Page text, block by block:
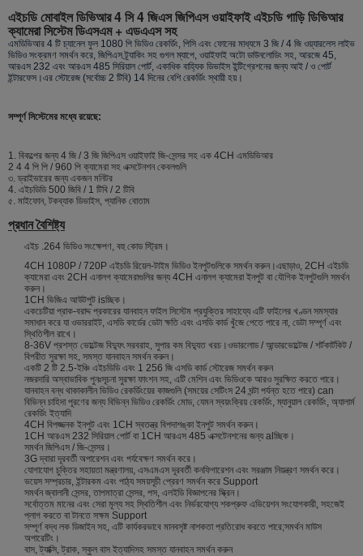
এইচডি মোবাইল ডিভিআর 4 সি 4 জিএস জিপিএস ওয়াইফাই এইচডি গাড়ি ডিভিআর
ক্যামেরা সিস্টেম ডিএসএম + এডএএস সহ
এমডিভিআর 4 টি চ্যানেল ফুল 1080 পি ভিডিও রেকর্ডিং, পিসি এবং ফোনের মাধ্যমে 3 জি / 4 জি ওয়্যারলেস লাইভ
ভিডিও সংক্রমণ সমর্থন করে, জিপিএস ট্র্যাকিং সহ গুগল ম্যাপে, ওয়াইফাই অটো ডাউনলোডিং সহ, আরজে 45,
আরএস 232 এবং আরএস 485 সিরিয়াল পোর্ট, একাধিক বাহ্যিক ডিভাইস ইন্টিগ্রেশনের জন্য আই / ও পোর্ট
ইন্টারফেস।এর স্টোরেজ (সর্বোচ্চ 2 টিবি) 14 দিনের বেশি রেকর্ডিং স্থায়ী হয়।
সম্পূর্ণ সিস্টেমের মধ্যে রয়েছে:
1. বিকল্পের জন্য 4 জি / 3 জি জিপিএস ওয়াইফাই জি-সেন্সর সহ এক 4CH এমডিভিআর
2 4 4 পি পি / 960 পি ক্যামেরা সহ এক্সটেনশন কেবলগুলি
৩. ড্রাইভারের জন্য একজন মনিটর
4. এইচডিডি 500 জিবি / 1 টিবি / 2 টিবি
৫. মাইফোন, টকব্যাক ডিভাইস, প্যানিক বোতাম
প্রধান বৈশিষ্ট্য
এইচ .264 ভিডিও সংক্ষেপণ, বহু কোড স্ট্রিম।
4CH 1080P / 720P এইচডি রিয়েল-টাইম ভিডিও ইনপুটগুলিকে সমর্থন করুন।এছাড়াও, 2CH এইচডি
ক্যামেরা এবং 2CH এনালগ ক্যামেরাগুলির জন্য 4CH এনালগ ক্যামেরা ইনপুট বা যৌগিক ইনপুটগুলি সমর্থন
করুন।
1CH ভিজিএ আউটপুট isচ্ছিক।
একচেটিয়া প্রাক-বরাদ্দ প্রকারের যানবাহন ফাইল সিস্টেম প্রযুক্তির সাহায্যে এটি ফাইলের খণ্ডন সমস্যার
সমাধান করে যা ওভাররাইট, এসডি কার্ডের ডেটা ক্ষতি এবং এসডি কার্ড খুঁজে পেতে পারে না, ডেটা সম্পূর্ণ এবং
স্থিতিশীল রাখে।
8-36V প্রশস্ত ভোল্টেজ বিদ্যুৎ সরবরাহ, সুপার কম বিদ্যুত খরচ।ওভারলোড / আন্ডারভোল্টেজ / শর্টকার্টকিট /
বিপরীত সুরক্ষা সহ, সমস্ত যানবাহন সমর্থন করুন।
একটি 2 টি 2.5-ইঞ্চি এইচডিডি এবং 1 256 জি এসডি কার্ড স্টোরেজ সমর্থন করুন
নজরদারি অস্বাভাবিক পুনঃসূচনা সুরক্ষা ফাংশন সহ, এটি মেশিন এবং ভিডিওকে আরও সুরক্ষিত করতে পারে।
যানবাহন বন্ধ থাকাকালীন ভিডিও রেকর্ডিংয়ের কাজগুলি (সময়ের সেটিংস 24 ঘন্টা পর্যন্ত হতে পারে) can
বিভিন্ন চাহিদা পূরণের জন্য বিভিন্ন ভিডিও রেকর্ডিং মোড, যেমন স্বয়ংক্রিয় রেকর্ডিং, ম্যানুয়াল রেকর্ডিং, অ্যালার্ম
রেকর্ডিং ইত্যাদি
4CH বিপজ্জনক ইনপুট এবং 1CH স্বতন্ত্র বিপদাশঙ্কা ইনপুট সমর্থন করুন।
1CH আরএস 232 সিরিয়াল পোর্ট বা 1CH আরএস 485 এক্সটেনশনের জন্য alচ্ছিক।
সমর্থন জিপিএস / জি-সেন্সর।
3G দ্বারা দূরবর্তী অপারেশন এবং পর্যবেক্ষণ সমর্থন করে।
যোগাযোগ চুক্তির সহায়তা মন্ত্রণালয়, এসএমএস দূরবর্তী কনফিগারেশন এবং সরঞ্জাম নিয়ন্ত্রণ সমর্থন করে।
ভয়েস সম্প্রচার, ইন্টারকম এবং পাঠ্য সময়সূচী প্রেরণ সমর্থন করে Support
সমর্থন জ্বালানী সেন্সর, তাপমাত্রা সেন্সর, পস, এলইডি বিজ্ঞাপনের স্ক্রিন।
সর্বোত্তম মানের এবং সেরা মূল্য সহ স্থিতিশীল এবং নির্ভরযোগ্য শকপ্রুফ এভিয়েশন সংযোগকারী, সহজেই
প্লাগ করতে বা টানতে সক্ষম Support
সম্পূর্ণ বদ্ধ লক ডিজাইন সহ, এটি কার্যকরভাবে মানবসৃষ্ট নাশকতা প্রতিরোধ করতে পারে;সমর্থন মাউস
অপারেটিং।
বাস, ট্যাক্সি, ট্রাক, স্কুল বাস ইত্যাদিসহ সমস্ত যানবাহন সমর্থন করুন